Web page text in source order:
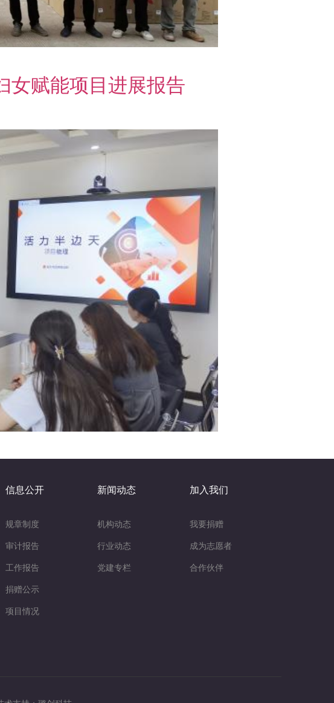
女赋能项目进展报告
信息公开
规章制度
审计报告
工作报告
捐赠公示
项目情况
新闻动态
机构动态
行业动态
党建专栏
加入我们
我要捐赠
成为志愿者
合作伙伴